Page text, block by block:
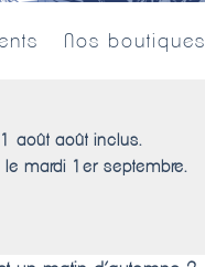
Nos boutiques
août août inclus.
mardi 1er septembre.